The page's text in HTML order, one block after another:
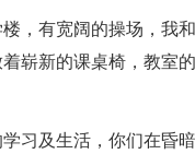
，有宽阔的操场，我
崭新的课桌椅，教室
习及生活，你们在昏